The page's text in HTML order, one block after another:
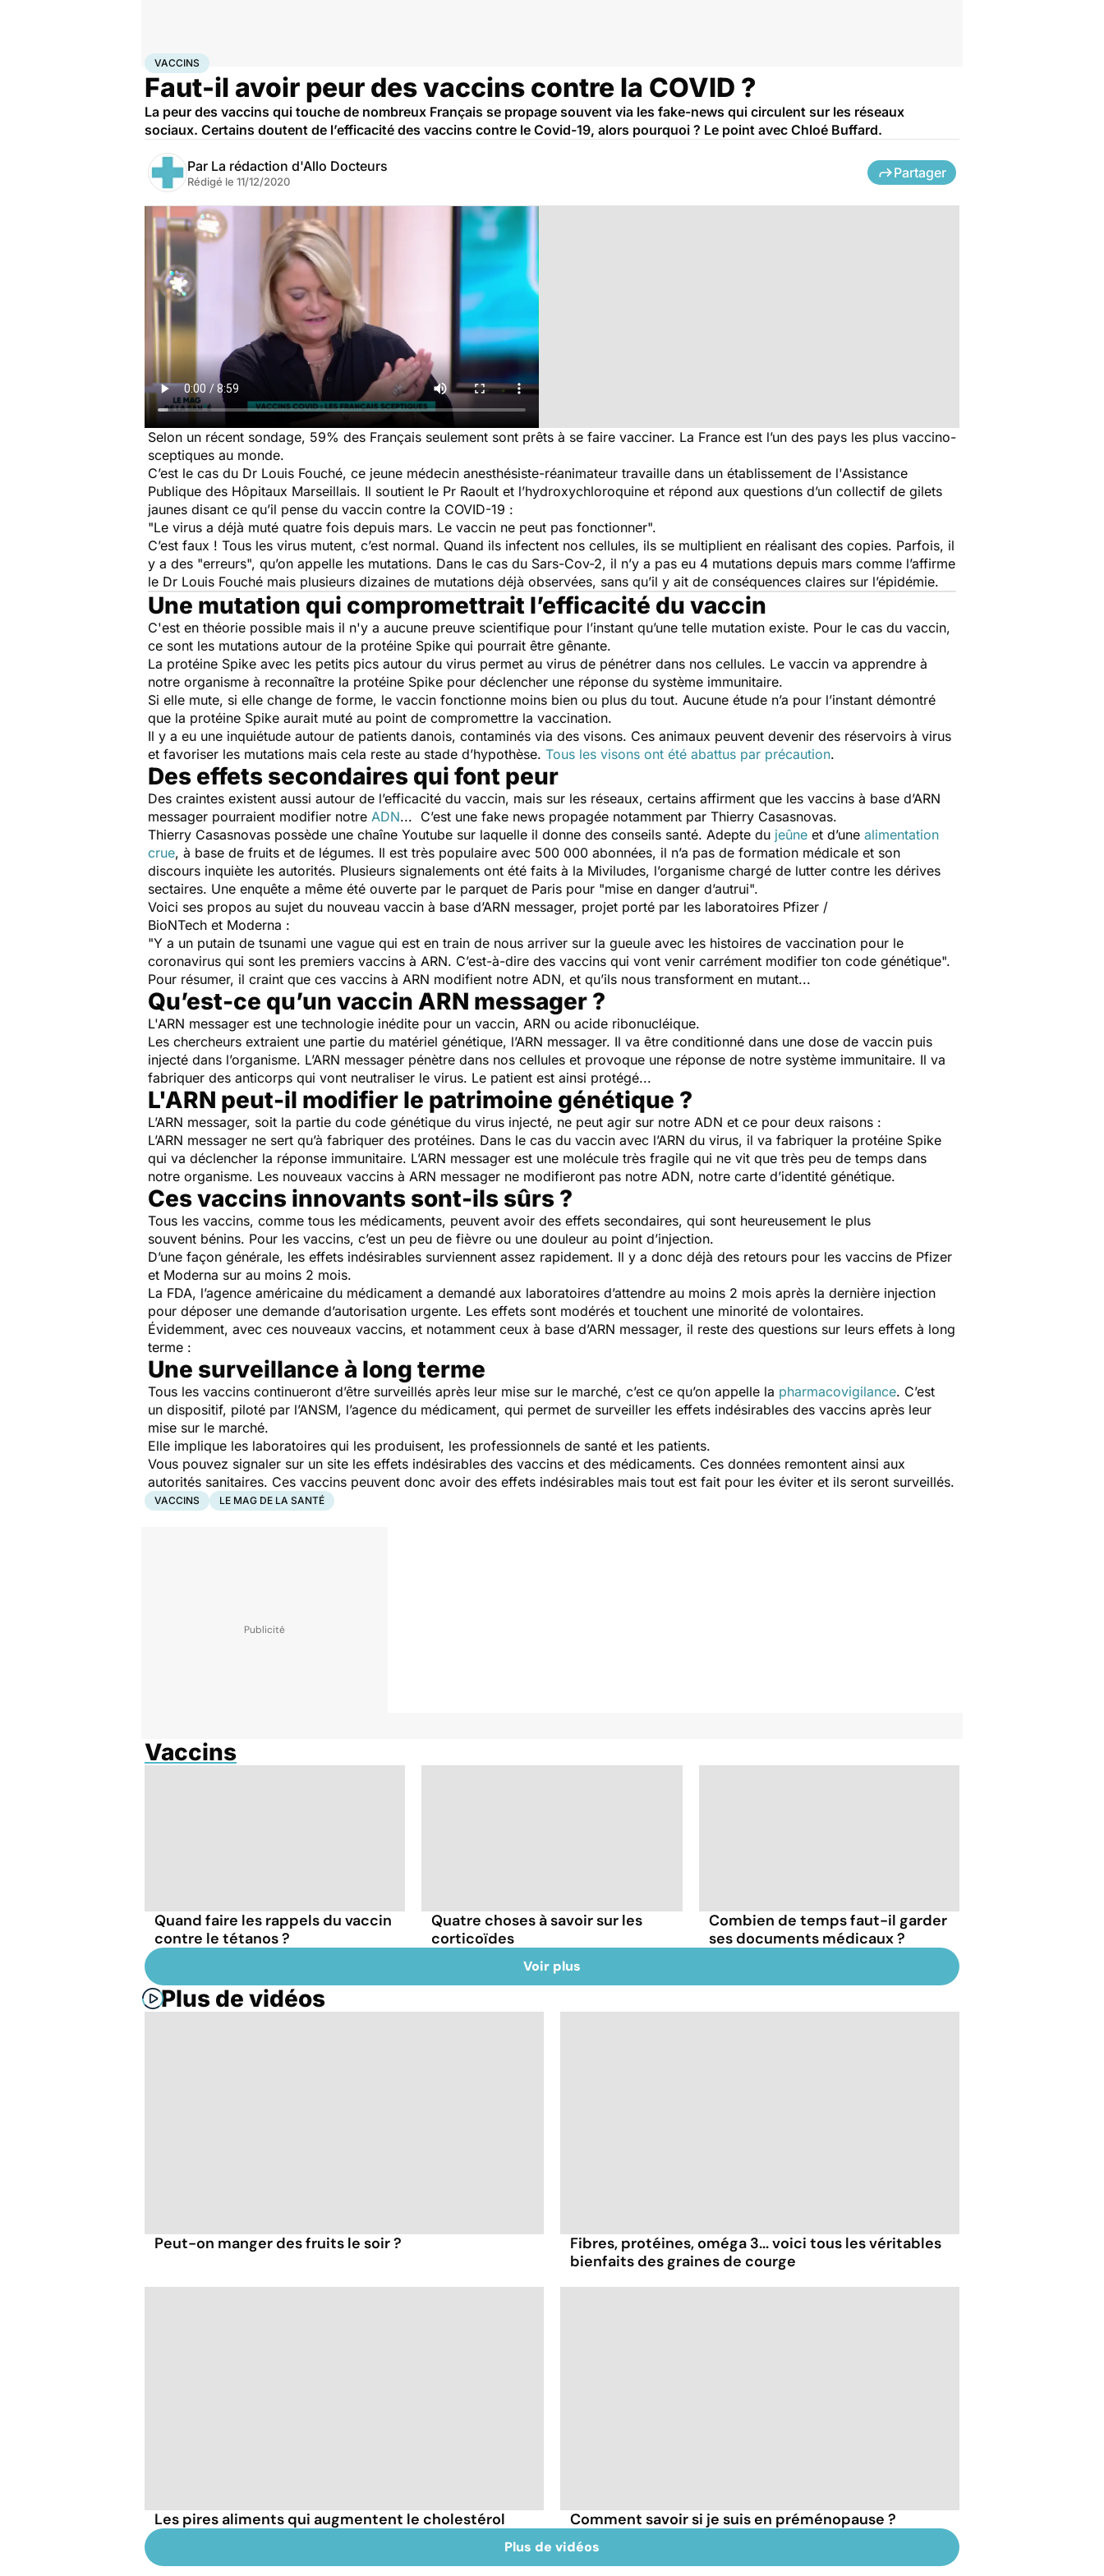
AccueilSanté Médicaments
VACCINS
Faut-il avoir peur des vaccins contre la COVID ?
La peur des vaccins qui touche de nombreux Français se propage souvent via les fake-news qui circulent sur les réseaux
sociaux. Certains doutent de l’efficacité des vaccins contre le Covid-19, alors pourquoi ? Le point avec Chloé Buffard.
Par La rédaction d'Allo Docteurs
Rédigé le 11/12/2020
Partager
Selon un récent sondage, 59% des Français seulement sont prêts à se faire vacciner. La France est l’un des pays les plus vaccino-
sceptiques au monde.
C’est le cas du Dr Louis Fouché, ce jeune médecin anesthésiste-réanimateur travaille dans un établissement de l'Assistance
Publique des Hôpitaux Marseillais. Il soutient le Pr Raoult et l’hydroxychloroquine et répond aux questions d’un collectif de gilets
jaunes disant ce qu’il pense du vaccin contre la COVID-19 :
"Le virus a déjà muté quatre fois depuis mars. Le vaccin ne peut pas fonctionner".
C’est faux ! Tous les virus mutent, c’est normal. Quand ils infectent nos cellules, ils se multiplient en réalisant des copies. Parfois, il
y a des "erreurs", qu’on appelle les mutations. Dans le cas du Sars-Cov-2, il n’y a pas eu 4 mutations depuis mars comme l’affirme
le Dr Louis Fouché mais plusieurs dizaines de mutations déjà observées, sans qu’il y ait de conséquences claires sur l’épidémie.
Une mutation qui compromettrait l’efficacité du vaccin
C'est en théorie possible mais il n'y a aucune preuve scientifique pour l’instant qu’une telle mutation existe. Pour le cas du vaccin,
ce sont les mutations autour de la protéine Spike qui pourrait être gênante.
La protéine Spike avec les petits pics autour du virus permet au virus de pénétrer dans nos cellules. Le vaccin va apprendre à
notre organisme à reconnaître la protéine Spike pour déclencher une réponse du système immunitaire.
Si elle mute, si elle change de forme, le vaccin fonctionne moins bien ou plus du tout. Aucune étude n’a pour l’instant démontré
que la protéine Spike aurait muté au point de compromettre la vaccination.
Il y a eu une inquiétude autour de patients danois, contaminés via des visons. Ces animaux peuvent devenir des réservoirs à virus
et favoriser les mutations mais cela reste au stade d’hypothèse. Tous les visons ont été abattus par précaution.
Des effets secondaires qui font peur
Des craintes existent aussi autour de l’efficacité du vaccin, mais sur les réseaux, certains affirment que les vaccins à base d’ARN
messager pourraient modifier notre ADN... C’est une fake news propagée notamment par Thierry Casasnovas.
Thierry Casasnovas possède une chaîne Youtube sur laquelle il donne des conseils santé. Adepte du jeûne et d’une alimentation
crue, à base de fruits et de légumes. Il est très populaire avec 500 000 abonnées, il n’a pas de formation médicale et son
discours inquiète les autorités. Plusieurs signalements ont été faits à la Miviludes, l’organisme chargé de lutter contre les dérives
sectaires. Une enquête a même été ouverte par le parquet de Paris pour "mise en danger d’autrui".
Voici ses propos au sujet du nouveau vaccin à base d’ARN messager, projet porté par les laboratoires Pfizer /
BioNTech et Moderna :
"Y a un putain de tsunami une vague qui est en train de nous arriver sur la gueule avec les histoires de vaccination pour le
coronavirus qui sont les premiers vaccins à ARN. C’est-à-dire des vaccins qui vont venir carrément modifier ton code génétique".
Pour résumer, il craint que ces vaccins à ARN modifient notre ADN, et qu’ils nous transforment en mutant...
Qu’est-ce qu’un vaccin ARN messager ?
L'ARN messager est une technologie inédite pour un vaccin, ARN ou acide ribonucléique.
Les chercheurs extraient une partie du matériel génétique, l’ARN messager. Il va être conditionné dans une dose de vaccin puis
injecté dans l’organisme. L’ARN messager pénètre dans nos cellules et provoque une réponse de notre système immunitaire. Il va
fabriquer des anticorps qui vont neutraliser le virus. Le patient est ainsi protégé...
L'ARN peut-il modifier le patrimoine génétique ?
L’ARN messager, soit la partie du code génétique du virus injecté, ne peut agir sur notre ADN et ce pour deux raisons :
L’ARN messager ne sert qu’à fabriquer des protéines. Dans le cas du vaccin avec l’ARN du virus, il va fabriquer la protéine Spike
qui va déclencher la réponse immunitaire. L’ARN messager est une molécule très fragile qui ne vit que très peu de temps dans
notre organisme. Les nouveaux vaccins à ARN messager ne modifieront pas notre ADN, notre carte d’identité génétique.
Ces vaccins innovants sont-ils sûrs ?
Tous les vaccins, comme tous les médicaments, peuvent avoir des effets secondaires, qui sont heureusement le plus
souvent bénins. Pour les vaccins, c’est un peu de fièvre ou une douleur au point d’injection.
D’une façon générale, les effets indésirables surviennent assez rapidement. Il y a donc déjà des retours pour les vaccins de Pfizer
et Moderna sur au moins 2 mois.
La FDA, l’agence américaine du médicament a demandé aux laboratoires d’attendre au moins 2 mois après la dernière injection
pour déposer une demande d’autorisation urgente. Les effets sont modérés et touchent une minorité de volontaires.
Évidemment, avec ces nouveaux vaccins, et notamment ceux à base d’ARN messager, il reste des questions sur leurs effets à long
terme :
Une surveillance à long terme
Tous les vaccins continueront d’être surveillés après leur mise sur le marché, c’est ce qu’on appelle la pharmacovigilance. C’est
un dispositif, piloté par l’ANSM, l’agence du médicament, qui permet de surveiller les effets indésirables des vaccins après leur
mise sur le marché.
Elle implique les laboratoires qui les produisent, les professionnels de santé et les patients.
Vous pouvez signaler sur un site les effets indésirables des vaccins et des médicaments. Ces données remontent ainsi aux
autorités sanitaires. Ces vaccins peuvent donc avoir des effets indésirables mais tout est fait pour les éviter et ils seront surveillés.
VACCINS LE MAG DE LA SANTÉ
Vaccins
Quand faire les rappels du vaccin
contre le tétanos ?
Quatre choses à savoir sur les
corticoïdes
Combien de temps faut-il garder
ses documents médicaux ?
Voir plus
Plus de vidéos
Peut-on manger des fruits le soir ?
Fibres, protéines, oméga 3... voici tous les véritables
bienfaits des graines de courge
Les pires aliments qui augmentent le cholestérol Comment savoir si je suis en préménopause ?
Plus de vidéos